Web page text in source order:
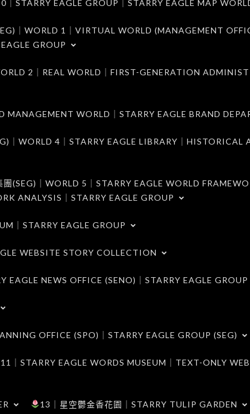
STARRY EAGLE GROUP｜STARRY EAGLE MAP
｜WORLD 1｜VIRTUAL WORLD (MANAGEMENT
GROUP
2｜REAL WORLD｜FIRST-GENERATION
MANAGEMENT WORLD｜STARRY EAGLE BRAND
｜WORLD 4｜STARRY EAGLE LIBRARY｜HISTORICAL
(SEG)｜WORLD 5｜STARRY EAGLE WORLD
ANALYSIS｜STARRY EAGLE GROUP
｜STARRY EAGLE GROUP
WEBSITE STORY COLLECTION
EAGLE NEWS OFFICE (SENO)｜STARRY EAGLE GROUP
OFFICE (SPO)｜STARRY EAGLE GROUP (SEG)
｜STARRY EAGLE WORDS MUSEUM｜TEXT-ONLY
13｜星空鬱金香花園｜STARRY TULIP GARDEN